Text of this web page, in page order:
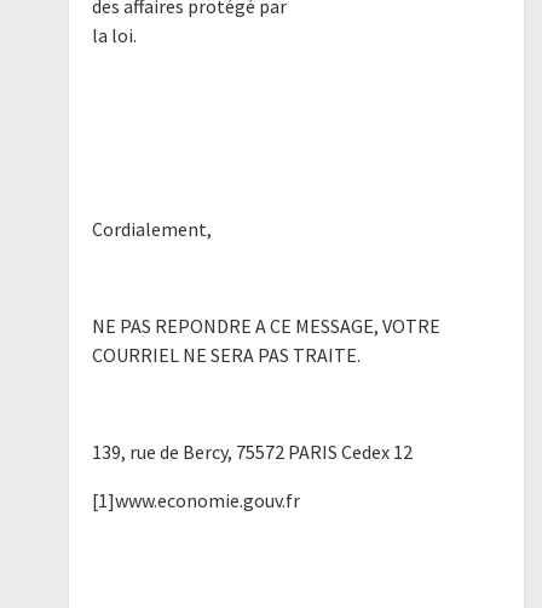
des affaires protégé par
la loi.
Cordialement,
NE PAS REPONDRE A CE MESSAGE, VOTRE
COURRIEL NE SERA PAS TRAITE.
139, rue de Bercy, 75572 PARIS Cedex 12
[1]www.economie.gouv.fr